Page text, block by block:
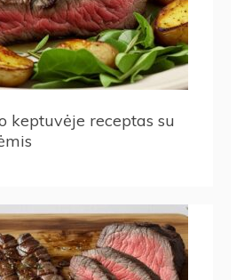
keptuvėje receptas su